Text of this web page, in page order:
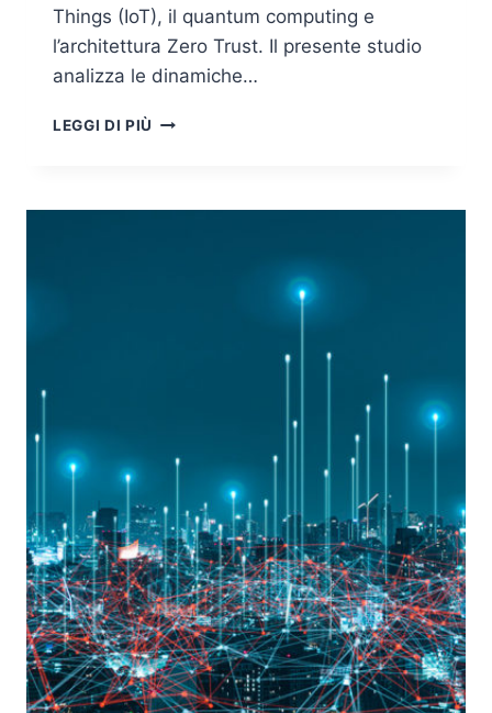
Things (IoT), il quantum computing e
l’architettura Zero Trust. Il presente studio
analizza le dinamiche…
LEGGI DI PIÙ CYBERSECURITY
FUTURO